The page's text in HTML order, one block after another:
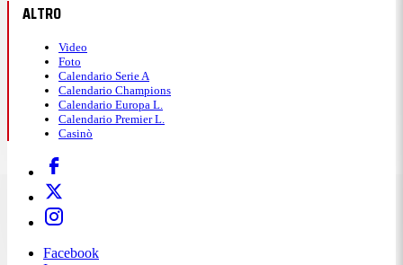
ALTRO
Video
Foto
Calendario Serie A
Calendario Champions
Calendario Europa L.
Calendario Premier L.
Casinò
Facebook